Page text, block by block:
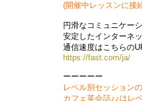
(開催中レッスンに接
円滑なコミュニケー
安定したインターネ
通信速度はこちらの
https://fast.com/ja/
ーーーーー
レベル別セッション
カフェ英会話♪♪はレ